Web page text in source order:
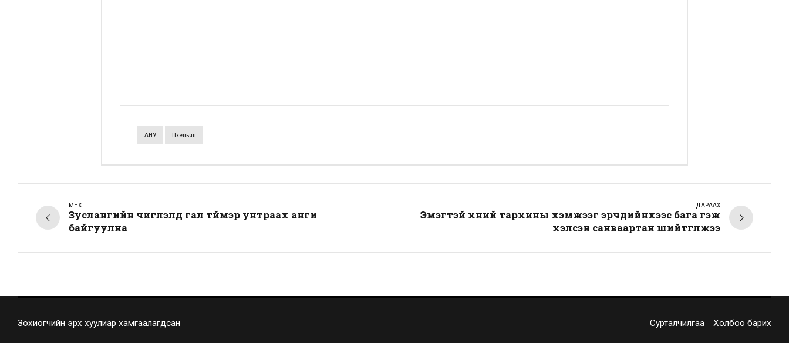
АНУ Пхеньян
ӨМНӨХ
Зуслангийн чиглэлд гал түймэр унтраах анги
байгуулна
ДАРААХ
Эмэгтэй хүний тархины хэмжээг эрчүүдийнхээс бага гэж
хэлсэн санваартан шийтгүүлжээ
Зохиогчийн эрх хуулиар хамгаалагдсан Сурталчилгаа Холбоо барих